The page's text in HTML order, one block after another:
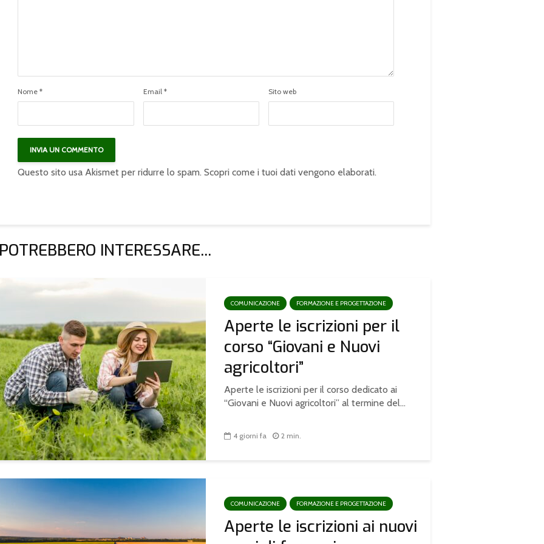
Nome * Email * Sito web
Questo sito usa Akismet per ridurre lo spam. Scopri come i tuoi dati vengono elaborati.
INTERESSARE...
COMUNICAZIONE FORMAZIONE E PROGETTAZIONE
Aperte le iscrizioni per il
corso “Giovani e Nuovi
agricoltori”
Aperte le iscrizioni per il corso dedicato ai
“Giovani e Nuovi agricoltori” al termine del...
4 giorni fa 2 min.
COMUNICAZIONE FORMAZIONE E PROGETTAZIONE
Aperte le iscrizioni ai nuovi